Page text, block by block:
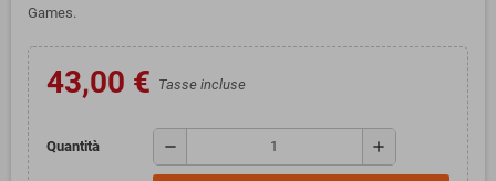
Games.
43,00 € Tasse incluse
Quantità remove add